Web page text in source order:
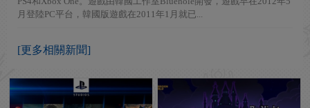
月登陸PC平台，韓國版遊戲在2011年1月就已...
[更多相關新聞]